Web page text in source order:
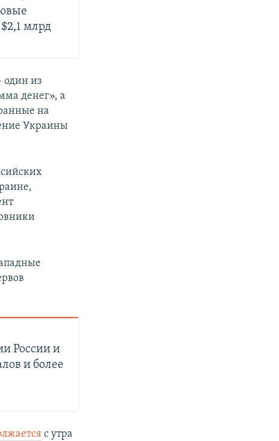
млрд
один из
денег», а
на
Украины
России и
и более
с утра